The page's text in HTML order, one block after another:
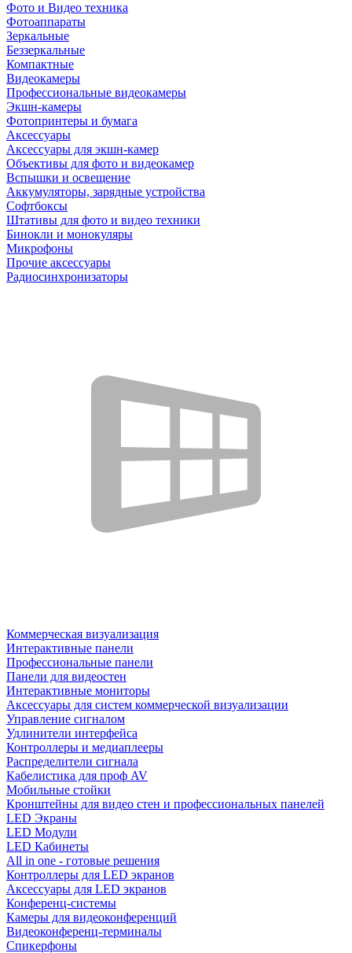
Фото и Видео техника
Фотоаппараты
Зеркальные
Беззеркальные
Компактные
Видеокамеры
Профессиональные видеокамеры
Экшн-камеры
Фотопринтеры и бумага
Аксессуары
Аксессуары для экшн-камер
Объективы для фото и видеокамер
Вспышки и освещение
Аккумуляторы, зарядные устройства
Софтбоксы
Штативы для фото и видео техники
Бинокли и монокуляры
Микрофоны
Прочие аксессуары
Радиосинхронизаторы
Коммерческая визуализация
Интерактивные панели
Профессиональные панели
Панели для видеостен
Интерактивные мониторы
Аксессуары для систем коммерческой визуализации
Управление сигналом
Удлинители интерфейса
Контроллеры и медиаплееры
Распределители сигнала
Кабелистика для проф AV
Мобильные стойки
Кронштейны для видео стен и профессиональных панелей
LED Экраны
LED Модули
LED Кабинеты
All in one - готовые решения
Контроллеры для LED экранов
Аксессуары для LED экранов
Конференц-системы
Камеры для видеоконференций
Видеоконференц-терминалы
Спикерфоны